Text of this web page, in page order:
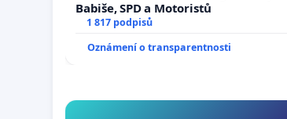
Babiše, SPD a Motoristů
1 817 podpisů
Oznámení o transparentnosti